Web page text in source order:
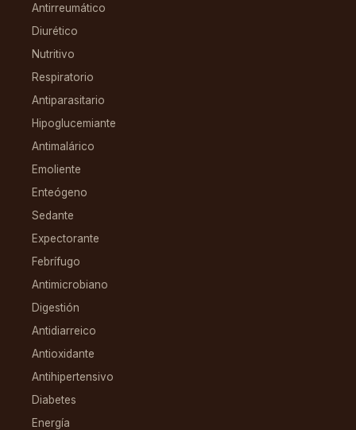
Antirreumático
Diurético
Nutritivo
Respiratorio
Antiparasitario
Hipoglucemiante
Antimalárico
Emoliente
Enteógeno
Sedante
Expectorante
Febrífugo
Antimicrobiano
Digestión
Antidiarreico
Antioxidante
Antihipertensivo
Diabetes
Energía